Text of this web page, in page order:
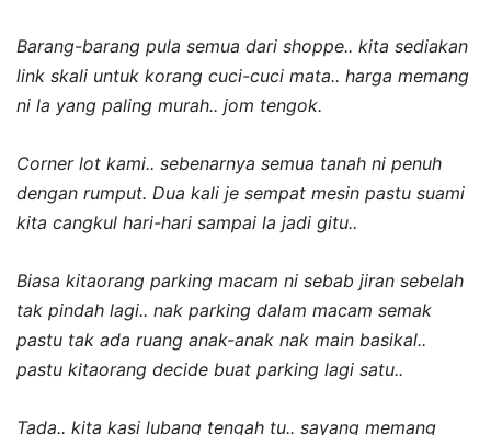
Barang-barang pula semua dari shoppe.. kita sediakan
link skali untuk korang cuci-cuci mata.. harga memang
ni la yang paling murah.. jom tengok.
Corner lot kami.. sebenarnya semua tanah ni penuh
dengan rumput. Dua kali je sempat mesin pastu suami
kita cangkul hari-hari sampai la jadi gitu..
Biasa kitaorang parking macam ni sebab jiran sebelah
tak pindah lagi.. nak parking dalam macam semak
pastu tak ada ruang anak-anak nak main basikal..
pastu kitaorang decide buat parking lagi satu..
Tada.. kita kasi lubang tengah tu.. sayang memang